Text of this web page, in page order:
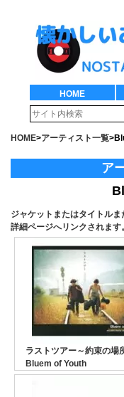
HOME
HOME>アーティスト一覧>
ア
ジャケットまたはタイトル
詳細ページへリンクされます。
ラストツアー～約束の場
Bluem of Youth